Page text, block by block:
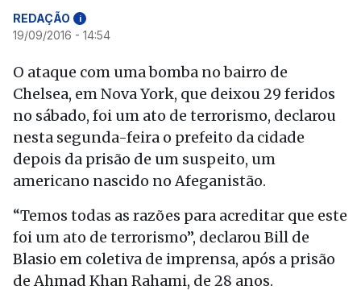
REDAÇÃO i
19/09/2016 - 14:54
O ataque com uma bomba no bairro de
Chelsea, em Nova York, que deixou 29 feridos
no sábado, foi um ato de terrorismo, declarou
nesta segunda-feira o prefeito da cidade
depois da prisão de um suspeito, um
americano nascido no Afeganistão.
“Temos todas as razões para acreditar que este
foi um ato de terrorismo”, declarou Bill de
Blasio em coletiva de imprensa, após a prisão
de Ahmad Khan Rahami, de 28 anos.